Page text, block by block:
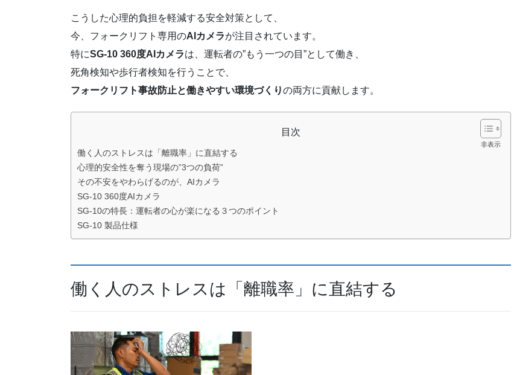
こうした心理的負担を軽減する安全対策として、
今、フォークリフト専用のAIカメラが注目されています。
特にSG-10 360度AIカメラは、運転者の”もう一つの目”として働き、
死角検知や歩行者検知を行うことで、
フォークリフト事故防止と働きやすい環境づくりの両方に貢献します。
目次
働く人のストレスは「離職率」に直結する
心理的安全性を奪う現場の”3つの負荷”
その不安をやわらげるのが、AIカメラ
SG-10 360度AIカメラ
SG-10の特長：運転者の心が楽になる３つのポイント
SG-10 製品仕様
働く人のストレスは「離職率」に直結する